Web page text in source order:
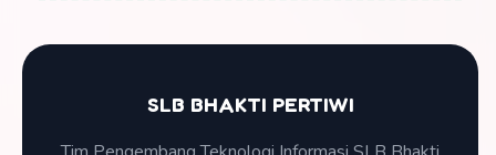
SLB BHAKTI PERTIWI